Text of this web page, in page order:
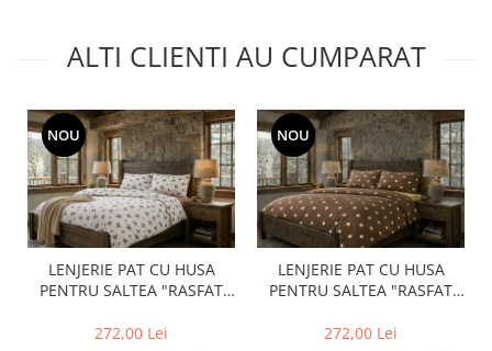
ALTI CLIENTI AU CUMPARAT
NOU
LENJERIE PAT CU HUSA
PENTRU SALTEA "RASFAT
BUMBAC
272,00 Lei
NOU
LENJERIE PAT CU HUSA
PENTRU SALTEA "RASFAT
BUMBAC
272,00 Lei